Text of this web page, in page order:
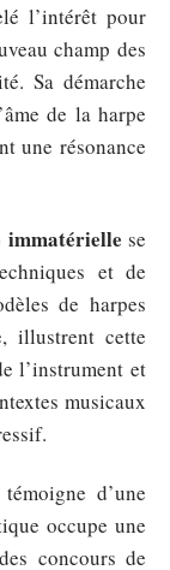
l’intérêt pour
champ des
Sa démarche
de la harpe
une résonance
immatérielle se
et de
de harpes
illustrent cette
l’instrument et
musicaux
d’une
occupe une
concours de